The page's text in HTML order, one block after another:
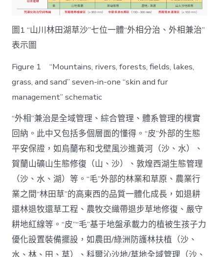
圖1 “山川林田湖草沙”七位一體“外相分治、外相兼治”
表示圖
Figure 1 “Mountains, rivers, forests, fields, lakes,
grass, and sand” seven-in-one “skin and fur
management” schematic
“外相”兼治是全域管理、綜合管理、體系管理的樸實
回納。此中又包括多個層面的懂得。“皮”外部的生態
平安保證，如烏蘭布和戈壁風沙進黃河（沙、水）、
賀蘭山礦山生態修復（山、沙）、敦煌西湖生態管理
（沙、水、湖）等。“毛”外部的林業和草原、農業行
業之間“林田草”的高東西的品質一體化成長，如退耕
還林退牧還草工程、農牧交織帶退步草地修復、嚴守
耕地紅線等。“皮”“毛”基于地盤承載力的植被生孩子力
優化設置裝備擺設，如農田/綠洲防護林扶植（沙、
水、林、田、草）、科爾沁沙地/草地全域管理（沙、